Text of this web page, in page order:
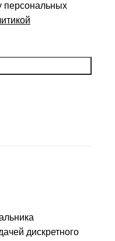
персональных
дискретного